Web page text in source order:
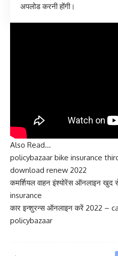
अपलोड करनी होंगी।
Also Read…
policybazaar bike insurance
download renew 2022
कमर्शियल वाहन इंश्योरेंस ऑनलाइन
insurance
कार इन्शुरन्स ऑनलाइन करें 2022 –
policybazaar